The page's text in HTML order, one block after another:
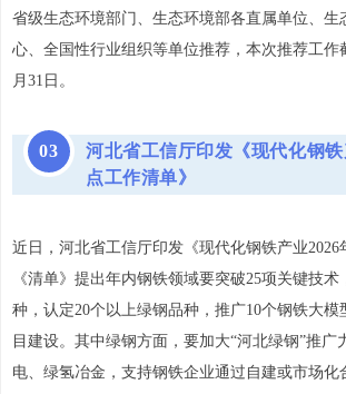
省级生态环境部门、生态环境部各直属单位、生
心、全国性行业组织等单位推荐，本次推荐工作
月31日。
03
河北省工信厅印发《现代化钢
点工作清单》
近日，河北省工信厅印发《现代化钢铁产业2026
《清单》提出年内钢铁领域要突破25项关键技
种，认定20个以上绿钢品种，推广10个钢铁大模
目建设。其中绿钢方面，要加大“河北绿钢”推广
电、绿氢冶金，支持钢铁企业通过自建或市场化